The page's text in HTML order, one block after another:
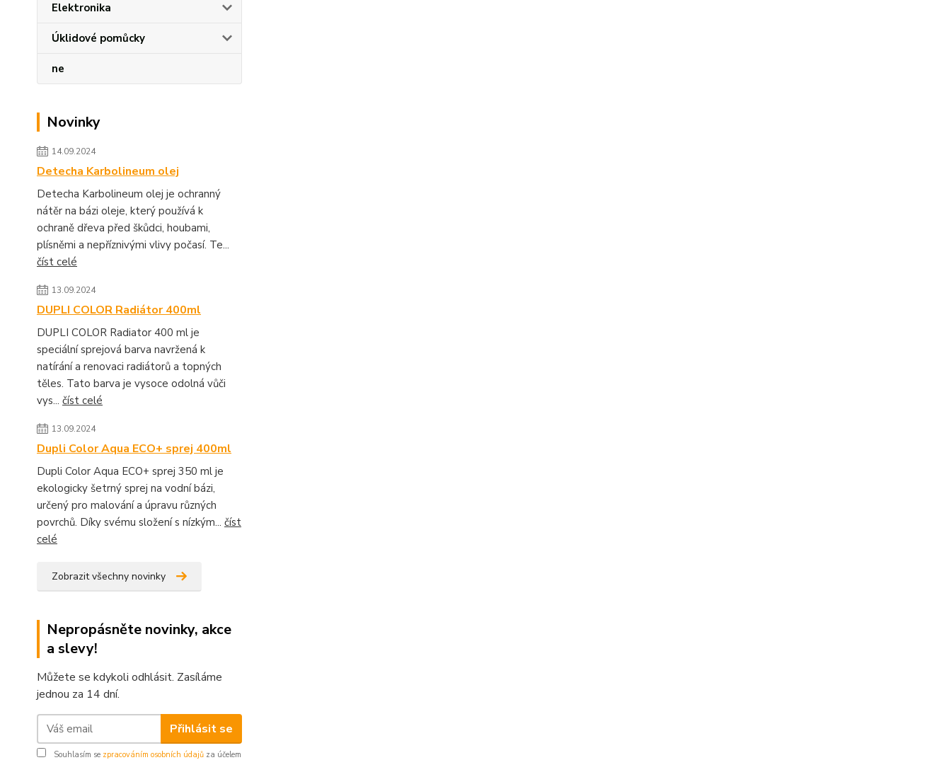
Elektronika
Úklidové pomůcky
ne
Novinky
14.09.2024
Detecha Karbolineum olej
Detecha Karbolineum olej je ochranný
nátěr na bázi oleje, který používá k
ochraně dřeva před škůdci, houbami,
plísněmi a nepříznivými vlivy počasí. Te...
číst celé
13.09.2024
DUPLI COLOR Radiátor 400ml
DUPLI COLOR Radiator 400 ml je
speciální sprejová barva navržená k
natírání a renovaci radiátorů a topných
těles. Tato barva je vysoce odolná vůči
vys... číst celé
13.09.2024
Dupli Color Aqua ECO+ sprej 400ml
Dupli Color Aqua ECO+ sprej 350 ml je
ekologicky šetrný sprej na vodní bázi,
určený pro malování a úpravu různých
povrchů. Díky svému složení s nízkým... číst
celé
Zobrazit všechny novinky
Nepropásněte novinky, akce
a slevy!
Můžete se kdykoli odhlásit. Zasíláme
jednou za 14 dní.
Přihlásit se
Souhlasím se zpracováním osobních údajů za účelem